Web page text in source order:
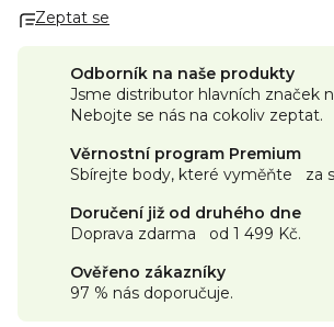
100% přírodní
bylinnými tóny bazalky. Přináší tak
sladké a lehce nakyslé chuti, která je
superpotravinovým boostemv podobě
Kapsička tak představuje chutný a
pro každý den.
Bez přidaných cukrů.
přirozeně se vyskytující cukry. Bez barviv,
konzervantů. Složení:*hruškové pyré,
*pomerančová dužina, *švestkové pyré 12
z marakuji 1 %, * semena chia (Salvia
*bazalka 0,06 %. *z ekologického
Zeptat se
Odborník na naše produkty
Jsme distributor hlavních značek
Nebojte se nás na cokoliv zeptat.
Věrnostní program Premium
Sbírejte body, které vyměňte za
Doručení již od druhého dne
Doprava zdarma od 1 499 Kč.
Ověřeno zákazníky
97 % nás doporučuje.